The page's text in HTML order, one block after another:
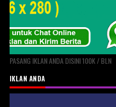
PASANG IKLAN ANDA DISINI 100K / BLN
IKLAN ANDA